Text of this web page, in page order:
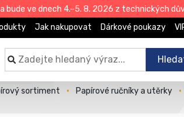
bude ve dnech 4.–5. 8. 2026 z technických
Jak nakupovat Dárkové poukazy
sortiment Papírové ručníky a utěrky